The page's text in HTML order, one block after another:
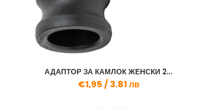
АДАПТОР ЗА КАМЛОК ЖЕНСКИ 2...
€1,95 / 3.81 лв